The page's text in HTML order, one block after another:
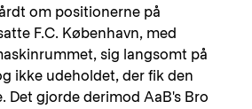
om positionerne på
F.C. København, med
sig langsomt på
ikke udeholdet, der fik den
Det gjorde derimod AaB's Bro